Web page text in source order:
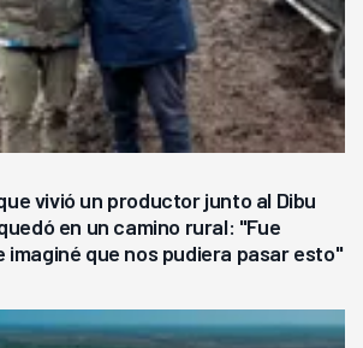
vivió un productor junto al Dibu
en un camino rural: "Fue
imaginé que nos pudiera pasar esto"